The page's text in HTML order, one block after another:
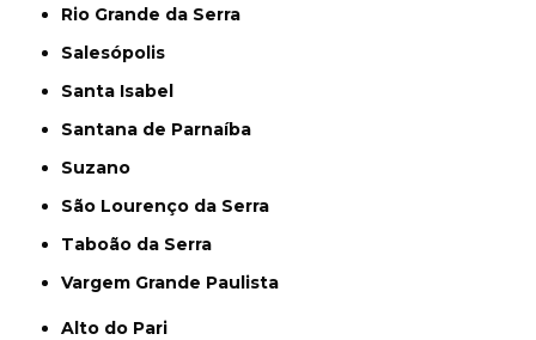
Rio Grande da Serra
Salesópolis
Santa Isabel
Santana de Parnaíba
Suzano
São Lourenço da Serra
Taboão da Serra
Vargem Grande Paulista
Alto do Pari